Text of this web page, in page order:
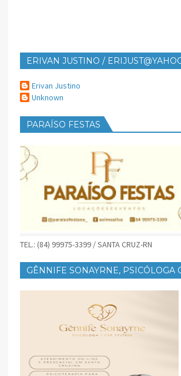
ERIVAN JUSTINO /
Erivan Justino
Unknown
PARAÍSO FESTAS
TEL.: (84) 99975-3399 / SANTA CRUZ-RN
GÊNNIFE SONAYRNE, PSICÓLOGA